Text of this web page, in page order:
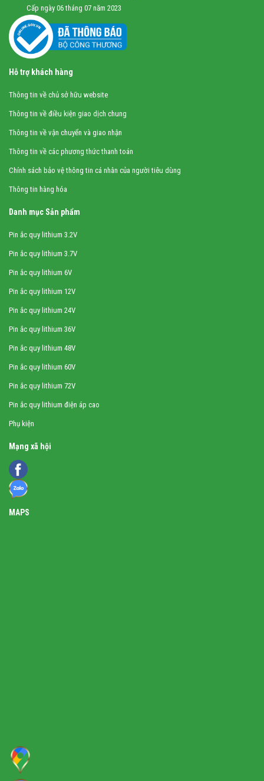
Cấp ngày 06 tháng 07 năm 2023
Hỗ trợ khách hàng
Thông tin về chủ sở hữu website
Thông tin về điều kiện giao dịch chung
Thông tin về vận chuyển và giao nhận
Thông tin về các phương thức thanh toán
Chính sách bảo vệ thông tin cá nhân của người tiêu dùng
Thông tin hàng hóa
Danh mục Sản phẩm
Pin ắc quy lithium 3.2V
Pin ắc quy lithium 3.7V
Pin ắc quy lithium 6V
Pin ắc quy lithium 12V
Pin ắc quy lithium 24V
Pin ắc quy lithium 36V
Pin ắc quy lithium 48V
Pin ắc quy lithium 60V
Pin ắc quy lithium 72V
Pin ắc quy lithium điện áp cao
Phụ kiện
Mạng xã hội
MAPS